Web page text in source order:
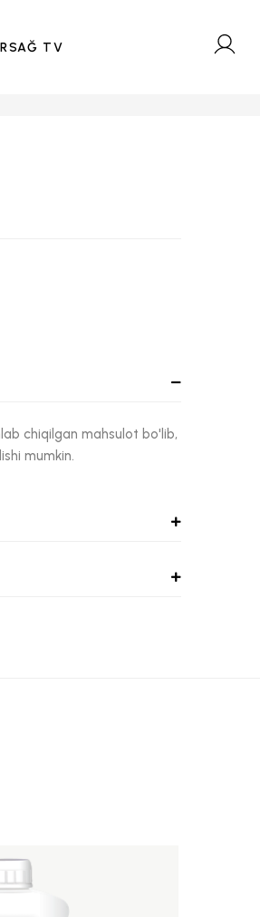
TV
chiqilgan mahsulot bo'lib,
mumkin.